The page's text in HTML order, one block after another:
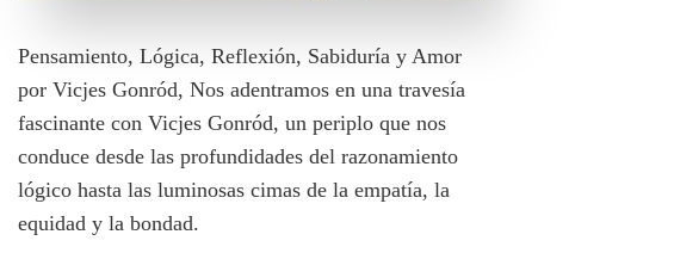
Pensamiento, Lógica, Reflexión, Sabiduría y Amor
por Vicjes Gonród, Nos adentramos en una travesía
fascinante con Vicjes Gonród, un periplo que nos
conduce desde las profundidades del razonamiento
lógico hasta las luminosas cimas de la empatía, la
equidad y la bondad.